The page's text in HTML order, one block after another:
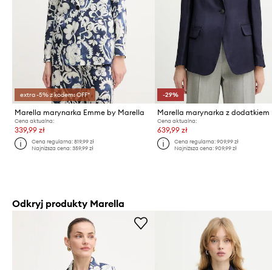
extra -5% z kodem: OFF*
Marella marynarka Emme by Marella
Cena aktualna:
339,99 zł
Cena regularna:819,99 zł
Najniższa cena:359,99 zł
-29%
Cena aktualna:
639,99 zł
Cena regularna: 909,99 zł
Najniższa cena: 909,99 zł
Odkryj produkty Marella